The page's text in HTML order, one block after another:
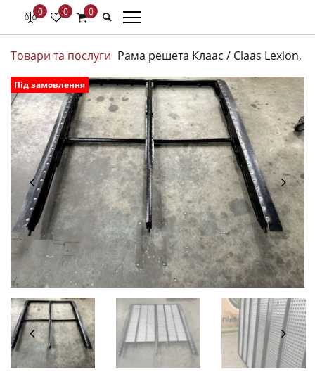
0 0 0
Товари та послуги Рама решета Клаас / Claas Lexion,
Під замовлення